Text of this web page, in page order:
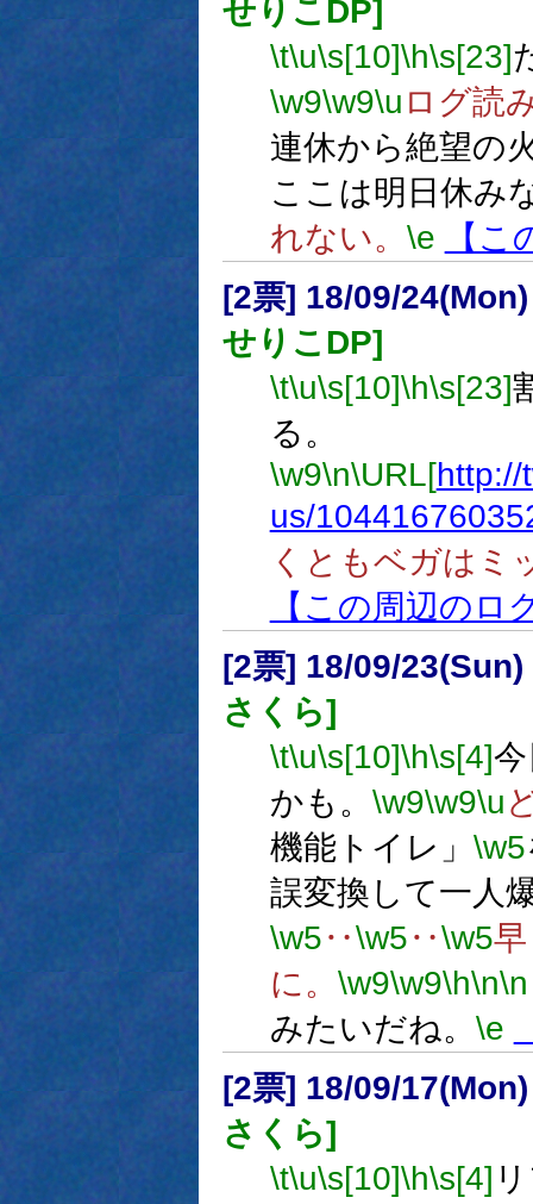
せりこDP]
\t\u\s[10]\h\s[23]
\w9\w9\u ログ読
連休から絶望の
ここは明日休み
れない。 \e
【
[2票] 18/09/
せりこDP]
\t\u\s[10]\h\s[23]
る。
\w9\n\URL[http://
us/
くともベガはミ
【この周辺のロ
[2票] 18/09/
さくら]
\t\u\s[10]\h\s[4]
かも。 \w9\w9\u
機能トイレ」 \w5
誤変換して一人
\w5‥\w5‥\w5
に。 \w9\w9\h\n\n
みたいだね。 \e
[2票] 18/09/
さくら]
\t\u\s[10]\h\s[4]